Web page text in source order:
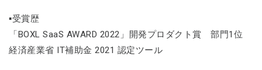
▪受賞歴
「BOXL SaaS AWARD 2022」開発プロダクト賞 部門1位
経済産業省 IT補助金 2021 認定ツール